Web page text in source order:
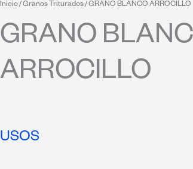
Inicio/Granos Triturados/ GRANO BLANCO ARROCILLO
GRANO
ARROCILLO
USOS